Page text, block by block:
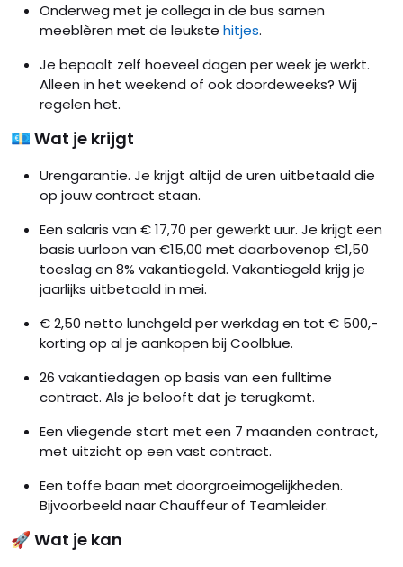
Onderweg met je collega in de bus samen
meeblèren met de leukste hitjes.
Je bepaalt zelf hoeveel dagen per week je werkt.
Alleen in het weekend of ook doordeweeks? Wij
regelen het.
💶 Wat je krijgt
Urengarantie. Je krijgt altijd de uren uitbetaald die
op jouw contract staan.
Een salaris van € 17,70 per gewerkt uur. Je krijgt een
basis uurloon van €15,00 met daarbovenop €1,50
toeslag en 8% vakantiegeld. Vakantiegeld krijg je
jaarlijks uitbetaald in mei.
€ 2,50 netto lunchgeld per werkdag en tot € 500,-
korting op al je aankopen bij Coolblue.
26 vakantiedagen op basis van een fulltime
contract. Als je belooft dat je terugkomt.
Een vliegende start met een 7 maanden contract,
met uitzicht op een vast contract.
Een toffe baan met doorgroeimogelijkheden.
Bijvoorbeeld naar Chauffeur of Teamleider.
🚀 Wat je kan